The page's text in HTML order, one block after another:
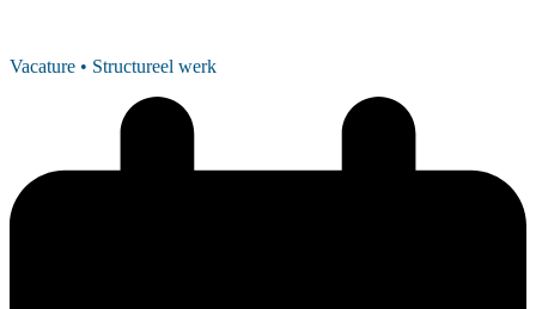
Vacature • Structureel werk